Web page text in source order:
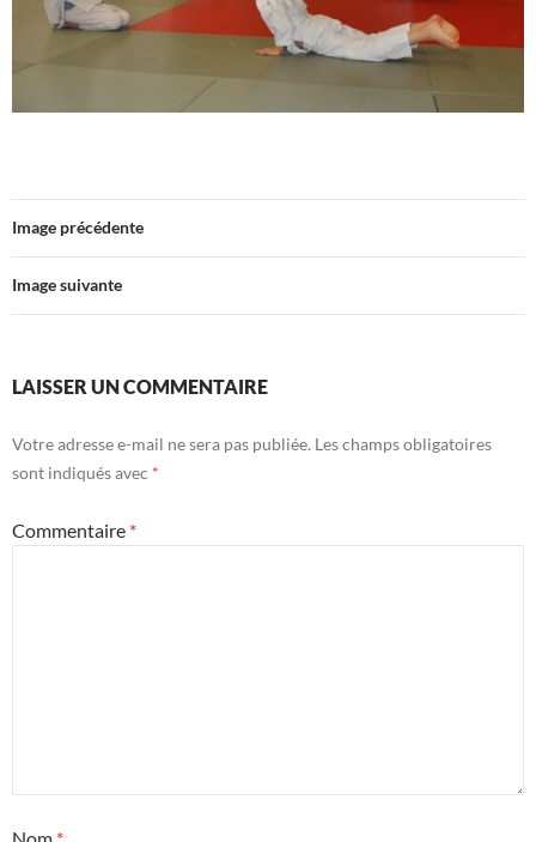
Image précédente
Image suivante
LAISSER UN COMMENTAIRE
Votre adresse e-mail ne sera pas publiée. Les champs obligatoires
sont indiqués avec *
Commentaire *